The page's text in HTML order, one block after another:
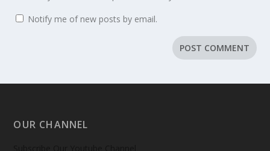
Notify me of new posts by email.
OUR CHANNEL